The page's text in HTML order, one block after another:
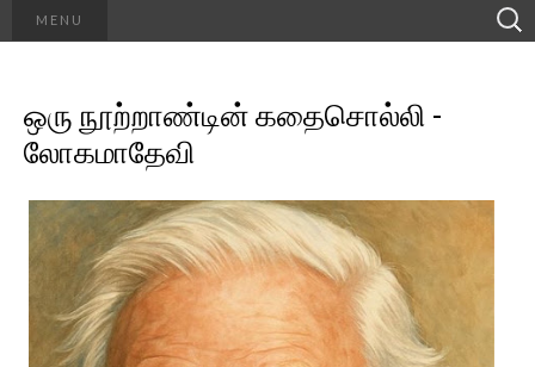
MENU
Searc
h for:
ஒரு நூற்றாண்டின் கதைசொல்லி -
லோகமாதேவி